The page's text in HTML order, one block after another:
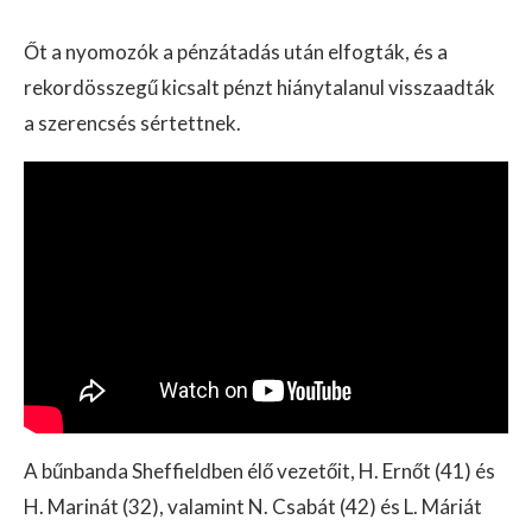
Őt a nyomozók a pénzátadás után elfogták, és a
rekordösszegű kicsalt pénzt hiánytalanul visszaadták
a szerencsés sértettnek.
A bűnbanda Sheffieldben élő vezetőit, H. Ernőt (41) és
H. Marinát (32), valamint N. Csabát (42) és L. Máriát